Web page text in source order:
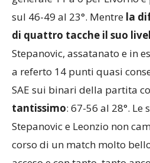
generale 11 a 0 per Livorno
sul 46-49 al 23°. Mentre
la
di quattro tacche il suo
Stepanovic, assatanato e in
a referto 14 punti quasi
SAE sui binari della partita
: 67-56 al 28°. Le
Stepanovic e Leonzio non
corso di un match molto